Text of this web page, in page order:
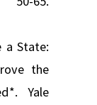
a State:
the
Yale